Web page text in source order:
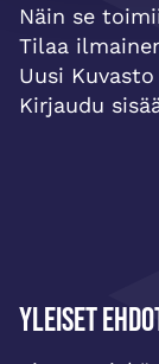
Näin se
Tilaa
Uusi Kuvasto
Kirjaudu
Yleiset